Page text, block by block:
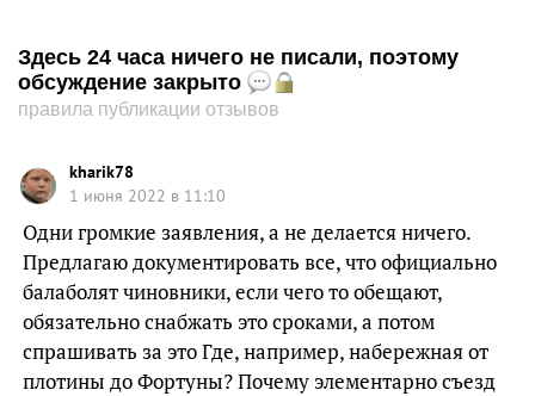
Здесь 24 часа ничего не писали, поэтому
обсуждение закрыто
правила публикации отзывов
kharik78
1 июня 2022 в 11:10
Одни громкие заявления, а не делается ничего.
Предлагаю документировать все, что официально
балаболят чиновники, если чего то обещают,
обязательно снабжать это сроками, а потом
спрашивать за это Где, например, набережная от
плотины до Фортуны? Почему элементарно съезд